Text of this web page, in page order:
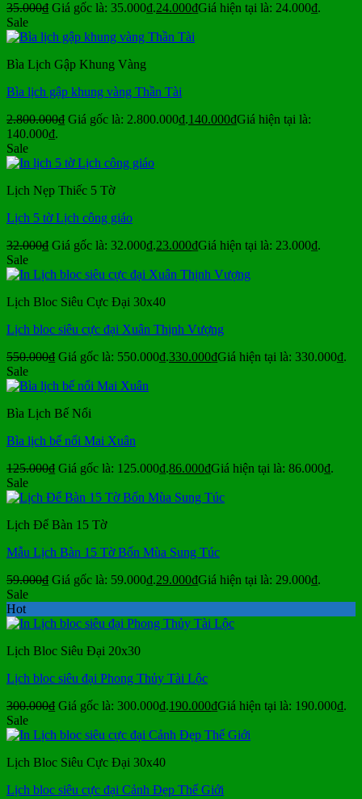
35.000₫ Giá gốc là: 35.000₫.24.000₫Giá hiện tại là: 24.000₫.
Sale
Bìa Lịch Gập Khung Vàng
Bìa lịch gập khung vàng Thần Tài
2.800.000₫ Giá gốc là: 2.800.000₫.140.000₫Giá hiện tại là:
140.000₫.
Sale
Lịch Nẹp Thiếc 5 Tờ
Lịch 5 tờ Lịch công giáo
32.000₫ Giá gốc là: 32.000₫.23.000₫Giá hiện tại là: 23.000₫.
Sale
Lịch Bloc Siêu Cực Đại 30x40
Lịch bloc siêu cực đại Xuân Thịnh Vượng
550.000₫ Giá gốc là: 550.000₫.330.000₫Giá hiện tại là: 330.000₫.
Sale
Bìa Lịch Bế Nổi
Bìa lịch bế nổi Mai Xuân
125.000₫ Giá gốc là: 125.000₫.86.000₫Giá hiện tại là: 86.000₫.
Sale
Lịch Để Bàn 15 Tờ
Mẫu Lịch Bàn 15 Tờ Bốn Mùa Sung Túc
59.000₫ Giá gốc là: 59.000₫.29.000₫Giá hiện tại là: 29.000₫.
Sale
Hot
Lịch Bloc Siêu Đại 20x30
Lịch bloc siêu đại Phong Thủy Tài Lộc
300.000₫ Giá gốc là: 300.000₫.190.000₫Giá hiện tại là: 190.000₫.
Sale
Lịch Bloc Siêu Cực Đại 30x40
Lịch bloc siêu cực đại Cảnh Đẹp Thế Giới